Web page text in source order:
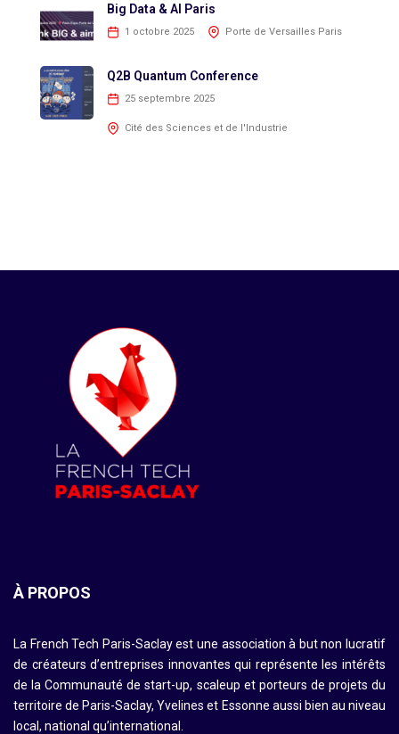
Big Data & AI Paris
1 octobre 2025 Porte de Versailles Paris
Q2B Quantum Conference
25 septembre 2025
Cité des Sciences et de l'Industrie
À PROPOS
La French Tech Paris-Saclay est une association à but non lucratif
de créateurs d’entreprises innovantes qui représente les intérêts
de la Communauté de start-up, scaleup et porteurs de projets du
territoire de Paris-Saclay, Yvelines et Essonne aussi bien au niveau
local, national qu’international.